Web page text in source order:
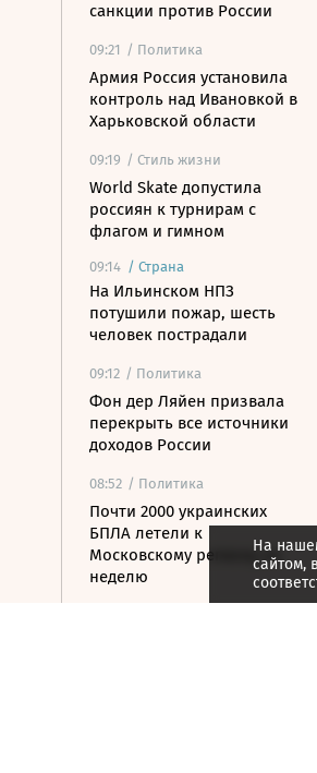
санкции против России
09:21 / Политика
Армия Россия установила
контроль над Ивановкой в
Харьковской области
09:19 / Стиль жизни
World Skate допустила
россиян к турнирам с
флагом и гимном
09:14 / Страна
На Ильинском НПЗ
потушили пожар, шесть
человек пострадали
09:12 / Политика
Фон дер Ляйен призвала
перекрыть все источники
доходов России
08:52 / Политика
Почти 2000 украинских
БПЛА летели к
Московскому региону за
неделю
На
сайтом,